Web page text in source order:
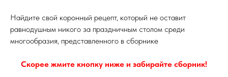
Найдите свой коронный рецепт, который не оставит
равнодушным никого за праздничным столом среди
многообразия, представленного в сборнике
Скорее жмите кнопку ниже и забирайте сборник!